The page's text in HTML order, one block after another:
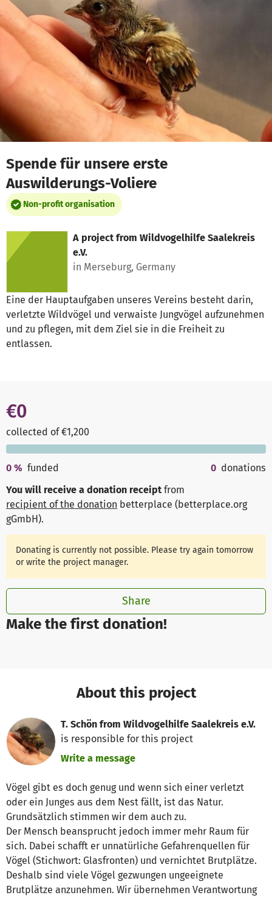
Skip to main content
Show accessibility statement
Spende für unsere erste
Auswilderungs-Voliere
Non-profit organisation
A project from Wildvogelhilfe Saalekreis
e.V.
in Merseburg, Germany
Eine der Hauptaufgaben unseres Vereins besteht darin,
verletzte Wildvögel und verwaiste Jungvögel aufzunehmen
und zu pflegen, mit dem Ziel sie in die Freiheit zu
entlassen.
Make the first donation!
€0
collected of €1,200
0 % funded 0 donations
You will receive a donation receipt from
recipient of the donation betterplace (betterplace.org
gGmbH).
Donating is currently not possible. Please try again tomorrow
or write the project manager.
Share
About this project
T. Schön from Wildvogelhilfe Saalekreis e.V.
is responsible for this project
Write a message
Vögel gibt es doch genug und wenn sich einer verletzt
oder ein Junges aus dem Nest fällt, ist das Natur.
Grundsätzlich stimmen wir dem auch zu.
Der Mensch beansprucht jedoch immer mehr Raum für
sich. Dabei schafft er unnatürliche Gefahrenquellen für
Vögel (Stichwort: Glasfronten) und vernichtet Brutplätze.
Deshalb sind viele Vögel gezwungen ungeeignete
Brutplätze anzunehmen. Wir übernehmen Verantwortung